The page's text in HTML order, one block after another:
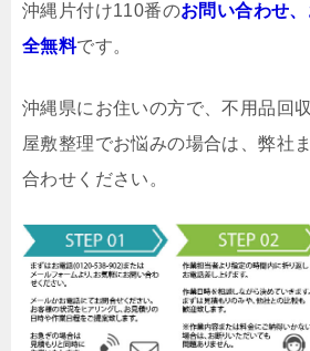
沖縄片付け110番のお問い合わせ
全無料です。
沖縄県にお住いの方で、不用品回
屋敷整理でお悩みの場合は、弊社
合わせください。